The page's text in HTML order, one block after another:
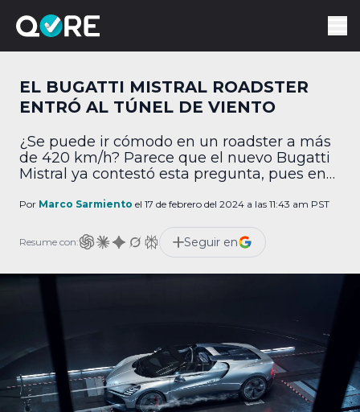
EL BUGATTI MISTRAL ROADSTER
ENTRÓ AL TÚNEL DE VIENTO
¿Se puede ir cómodo en un roadster a más
de 420 km/h? Parece que el nuevo Bugatti
Mistral ya contestó esta pregunta, pues en
ingeniería de la industria automotriz, logró
brindar una experiencia cómoda y lujosa a
sus ocupantes […]
Por Marco Sarmiento el 17 de febrero del 2024 a las 11:43 am PST
Resume con: Seguir en